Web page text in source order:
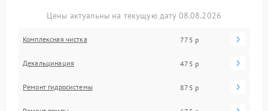
Цены актуальны на текущую дату 08.08.2026
Комплексная чистка 775 р
Декальцинация 475 р
Ремонт гидросистемы 875 р